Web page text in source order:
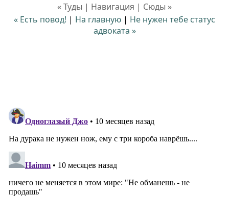
« Туды | Навигация | Сюды »
« Есть повод! | На главную | Не нужен тебе статус
адвоката »